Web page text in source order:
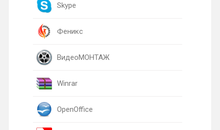
Skype
Феникс
ВидеоМОНТАЖ
Winrar
OpenOffice